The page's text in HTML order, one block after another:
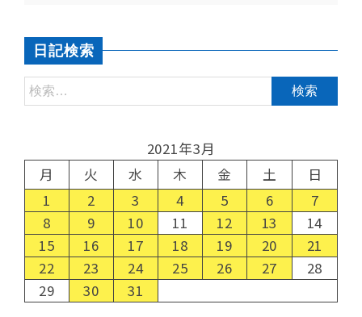
日記検索
2021年3月
月
火 水 木 金 土
日
1
2 3 4 5 6
7
8
9 10 11 12 13
14
15
16 17 18 19 20
21
22
23 24 25 26 27
28
29
30 31